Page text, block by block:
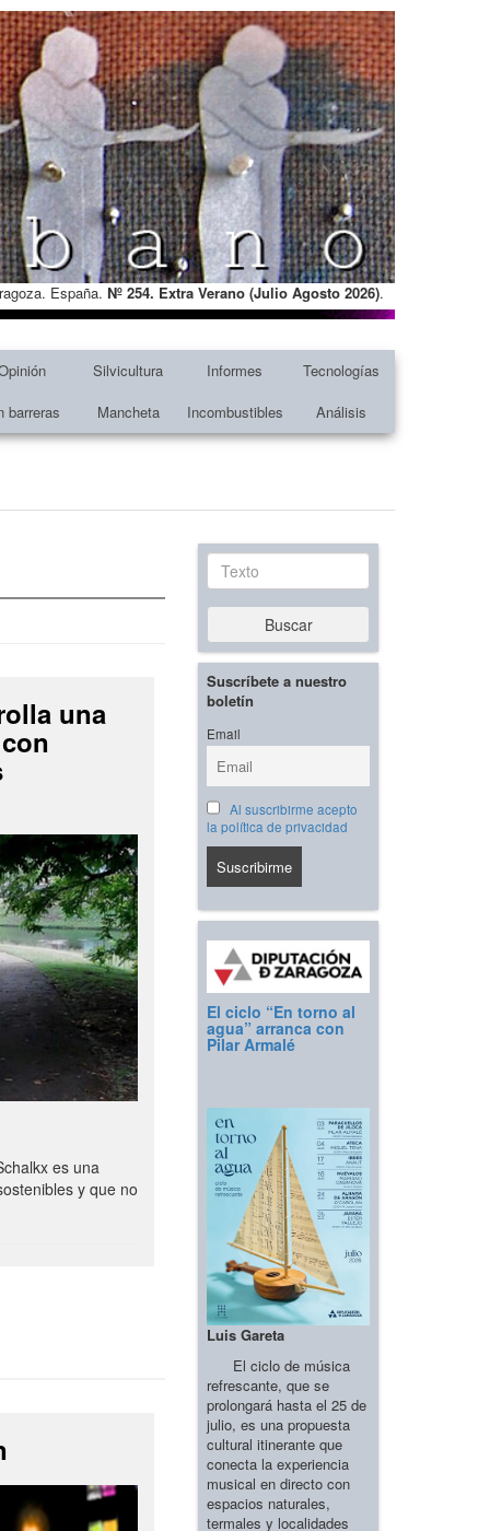
España. Nº 254. Extra Verano (Julio Agosto 2026).
Silvicultura Informes
Tecnologías
barreras
Mancheta Incombustibles Análisis
una
es una
y que no
Texto
Buscar
Suscríbete a nuestro
boletín
Email
Al suscribirme acepto
la política de privacidad
El ciclo “En torno al
agua” arranca con
Pilar Armalé
Luis Gareta
El ciclo de música
refrescante, que se
prolongará hasta el 25 de
julio, es una propuesta
cultural itinerante que
conecta la experiencia
musical en directo con
espacios naturales,
termales y localidades